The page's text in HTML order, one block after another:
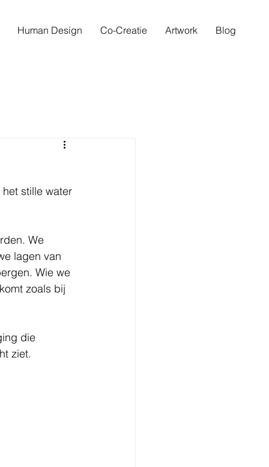
Human Design Co-Creatie Artwork Blog
stille water
We
lagen van
Wie we
zoals bij
die
ziet.